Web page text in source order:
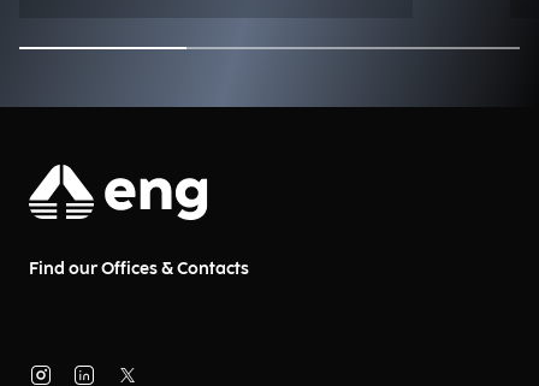
Find our Offices & Contacts